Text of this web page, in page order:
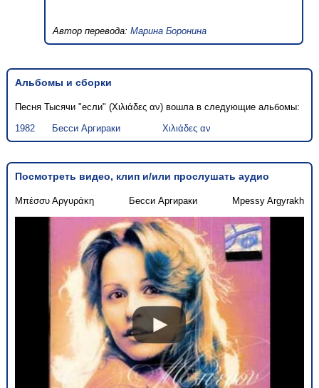
Автор перевода:Марина Боронина
Альбомы и сборки
Песня Тысячи "если" (Χιλιάδες αν) вошла в следующие альбомы:
1982
Бесси Аргираки Χιλιάδες αν
Посмотреть видео, клип и/или прослушать аудио
Μπέσσυ Αργυράκη Бесси Аргираки Mpessy Argyrakh